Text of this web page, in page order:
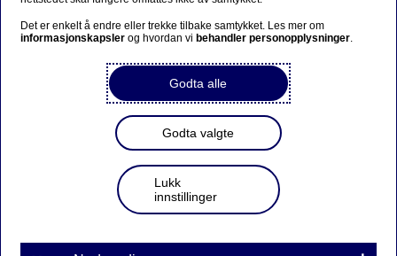
Min lånesøknad
Mitt boliglån
Det er enkelt å endre eller trekke tilbake samtykket. Les mer om
informasjonskapsler og hvordan vi behandler personopplysninger.
Godta alle
Godta valgte
Lukk
innstillinger